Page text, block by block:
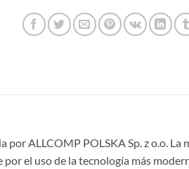
ALLCOMP POLSKA Sp. z o.o.
el uso de la tecnología más